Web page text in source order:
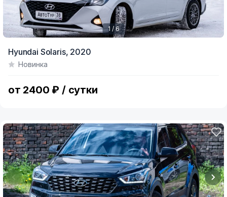
of
1 / 6
Hyundai Solaris, 2020
Новинка
от 2400 ₽ / сутки